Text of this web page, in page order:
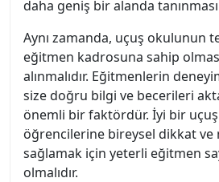
daha geniş bir alanda
Aynı zamanda, uçuş okulunun
eğitmen kadrosuna sahip
alınmalıdır. Eğitmenlerin
size doğru bilgi ve becerileri
önemli bir faktördür. İyi bir
öğrencilerine bireysel dikkat
sağlamak için yeterli eğitmen
olmalıdır.